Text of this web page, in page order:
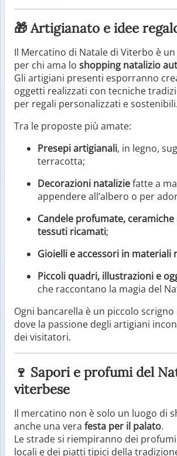
🎁 Artigianato e idee
Il Mercatino di Natale di Viterbo è
per chi ama lo shopping natalizio
Gli artigiani presenti esporranno
oggetti realizzati con tecniche
per regali personalizzati e sostenibili.
Tra le proposte più amate:
Presepi artigianali, in legno,
terracotta;
Decorazioni nataliziefatte a
appendere all’albero o per
Candele profumate,
tessuti ricamati;
Gioielli e accessori in materiali
Piccoli quadri, illustrazioni e
che raccontano la magia del
Ogni bancarella è un piccolo
dove la passione degli artigiani
dei visitatori.
🍷 Sapori e profumi del
viterbese
Il mercatino non è solo un luogo di
anche una vera festa per il palato.
Le strade si riempiranno dei
locali e dei piatti tipici della